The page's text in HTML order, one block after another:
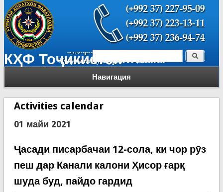
КҲФ Тоҷикистон
Навигация
Форма поиска Поиск
Activities calendar
01 майи 2021
Ҷасади писарбачаи 12-сола, ки чор рӯз
пеш дар Канали калони Ҳисор ғарқ
шуда буд, пайдо гардид